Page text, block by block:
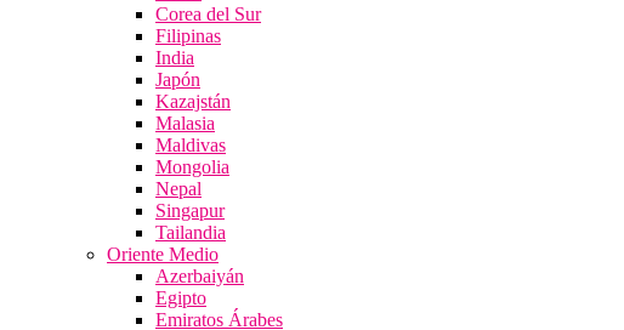
Corea del Sur
Filipinas
India
Japón
Kazajstán
Malasia
Maldivas
Mongolia
Nepal
Singapur
Tailandia
Oriente Medio
Azerbaiyán
Egipto
Emiratos Árabes